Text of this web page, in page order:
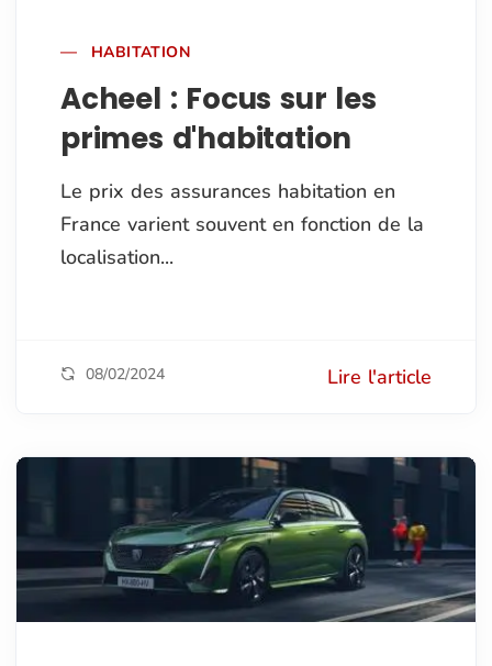
HABITATION
Acheel : Focus sur les
primes d'habitation
Le prix des assurances habitation en
France varient souvent en fonction de la
localisation...
08/02/2024 Lire l'article